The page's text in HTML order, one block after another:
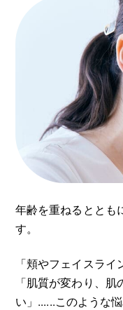
年齢を重ねるととも
す。
「頬やフェイスライ
「肌質が変わり、
い」......このような